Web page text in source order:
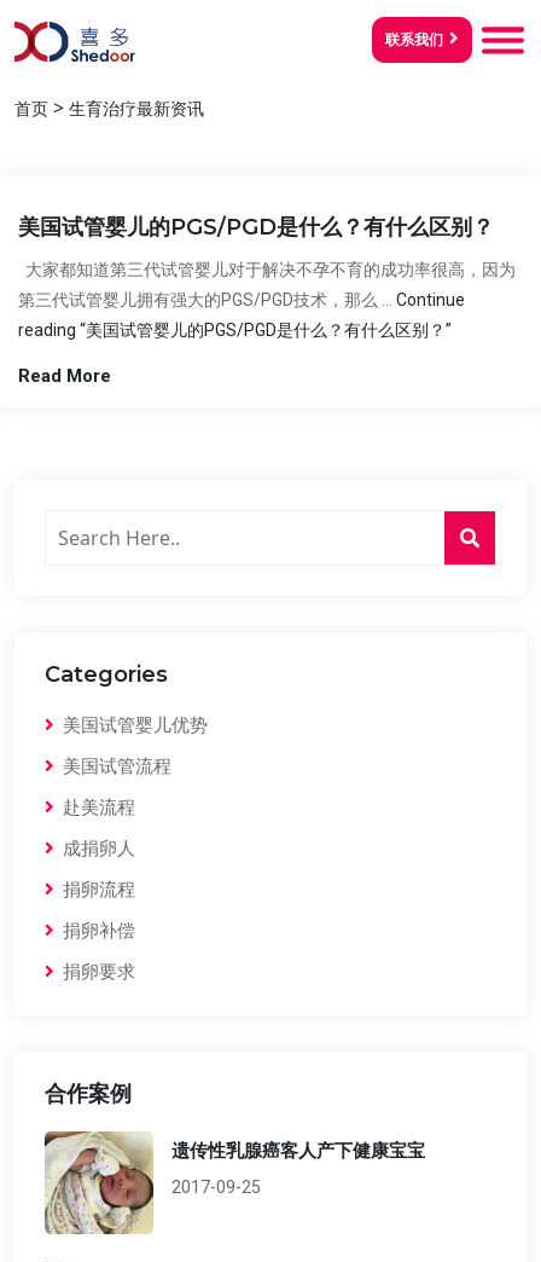
联系我们
首页 > 生育治疗最新资讯
美国试管婴儿的PGS/PGD是什么？有什么区别？
大家都知道第三代试管婴儿对于解决不孕不育的成功率很高，因为
第三代试管婴儿拥有强大的PGS/PGD技术，那么 … Continue
reading “美国试管婴儿的PGS/PGD是什么？有什么区别？”
Read More
Categories
美国试管婴儿优势
美国试管流程
赴美流程
成捐卵人
捐卵流程
捐卵补偿
捐卵要求
合作案例
遗传性乳腺癌客人产下健康宝宝
2017-09-25